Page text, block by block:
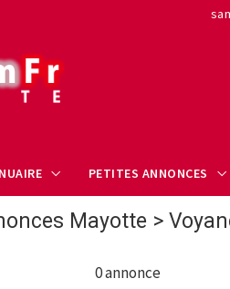
PETITES ANNONCES
Mayotte >
0 annonce